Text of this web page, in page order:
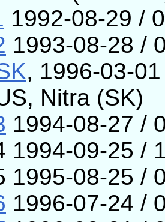
1992-08-29 /
1993-08-28 /
, 1996-03-
Nitra (SK)
1994-08-27 /
1994-09-25 /
1995-08-25 /
1996-07-24 /